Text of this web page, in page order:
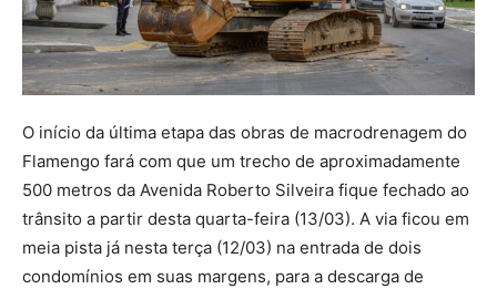
O início da última etapa das obras de macrodrenagem do
Flamengo fará com que um trecho de aproximadamente
500 metros da Avenida Roberto Silveira fique fechado ao
trânsito a partir desta quarta-feira (13/03). A via ficou em
meia pista já nesta terça (12/03) na entrada de dois
condomínios em suas margens, para a descarga de